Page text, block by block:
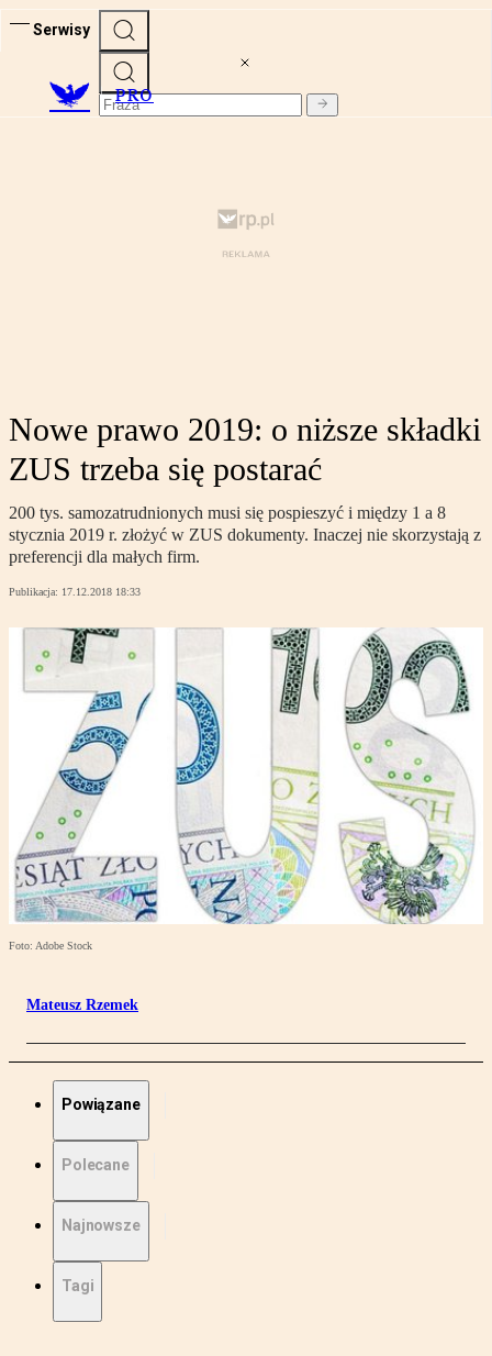
Serwisy
PRO
Nowe prawo 2019: o niższe składki
ZUS trzeba się postarać
200 tys. samozatrudnionych musi się pospieszyć i między 1 a 8
stycznia 2019 r. złożyć w ZUS dokumenty. Inaczej nie skorzystają z
preferencji dla małych firm.
Publikacja: 17.12.2018 18:33
Foto: Adobe Stock
Mateusz Rzemek
Powiązane
Polecane
Najnowsze
Tagi